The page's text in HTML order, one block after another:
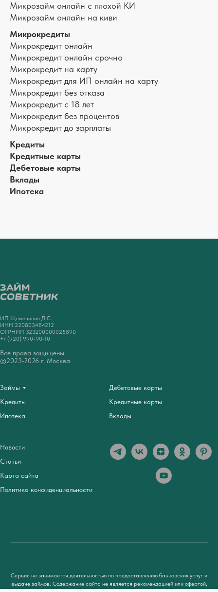
Микрозайм онлайн с плохой КИ
Микрозайм онлайн на киви
Микрокредиты
Микрокредит онлайн
Микрокредит онлайн срочно
Микрокредит на карту
Микрокредит для ИП онлайн на карту
Микрокредит без отказа
Микрокредит с 18 лет
Микрокредит без процентов
Микрокредит до зарплаты
Кредиты
Кредитные карты
Дебетовые карты
Вклады
Ипотека
ИП Щемелинин Д.С.
ИНН 220803484212
ОГРНИП 323200000025890
+7 (920) 990-90-10
Все права защищены
©2023-2026 г. Москва
Займы
Кредиты
Ипотека
Дебетовые карты
Кредитные карты
Вклады
Новости
Статьи
Карта сайта
Политика конфиденциальности
Сервис не занимается деятельностью по предоставлению банковских услуг и
выдаче займов. Содержание сайта не является рекомендацией или офертой,